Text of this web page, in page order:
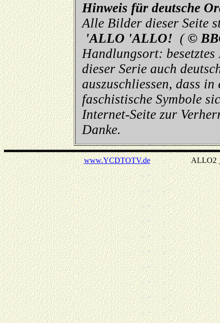
Hinweis für deutsche
Alle Bilder dieser Seite
'ALLO 'ALLO! ( ©
Handlungsort:
dieser Serie auch
auszuschliessen, dass in
faschistische Symbole
Internet-Seite zur
Danke.
www.YCDTOTV.deALLO2 _